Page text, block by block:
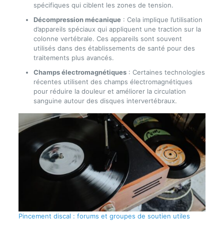
spécifiques qui ciblent les zones de tension.
Décompression mécanique: Cela implique l’utilisation
d’appareils spéciaux qui appliquent une traction sur la
colonne vertébrale. Ces appareils sont souvent
utilisés dans des établissements de santé pour des
traitements plus avancés.
Champs électromagnétiques: Certaines technologies
récentes utilisent des champs électromagnétiques
pour réduire la douleur et améliorer la circulation
sanguine autour des disques intervertébraux.
Pincement discal : forums et groupes de soutien utiles